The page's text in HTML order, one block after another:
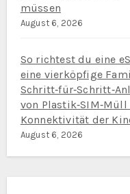
müssen
August 6, 2026
So richtest du eine
eine vierköpfige
von
Konnektivität der
August 6, 2026